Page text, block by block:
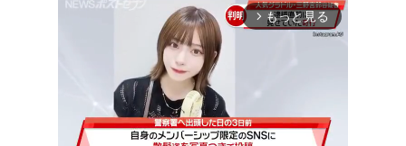
arrow_forward_ios もっと見る